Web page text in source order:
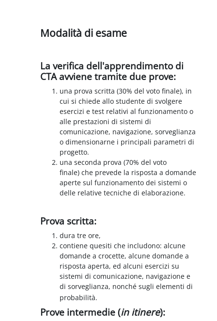
Modalità di esame
La verifica dell'apprendimento di
CTA avviene tramite due prove:
una prova scritta (30% del voto finale), in
cui si chiede allo studente di svolgere
esercizi e test relativi al funzionamento o
alle prestazioni di sistemi di
comunicazione, navigazione, sorveglianza
o dimensionarne i principali parametri di
progetto.
una seconda prova (70% del voto
finale) che prevede la risposta a domande
aperte sul funzionamento dei sistemi o
delle relative tecniche di elaborazione.
Prova scritta:
dura tre ore,
contiene quesiti che includono: alcune
domande a crocette, alcune domande a
risposta aperta, ed alcuni esercizi su
sistemi di comunicazione, navigazione e
di sorveglianza, nonché sugli elementi di
probabilità.
Prove intermedie (in itinere):